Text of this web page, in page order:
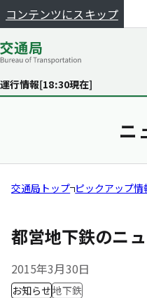
コンテンツにスキップ
運行情報[18:30現在]
ニ
交通局トップ ピックアップ情
都営地下鉄のニ
2015年3月30日
お知らせ地下鉄